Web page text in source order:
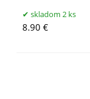
skladom 2 ks
8.90 €